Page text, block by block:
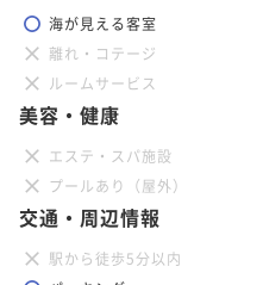
海が見える客室
離れ・コテージ
ルームサービス
美容・健康
エステ・スパ施設
プールあり（屋外）
交通・周辺情報
駅から徒歩5分以内